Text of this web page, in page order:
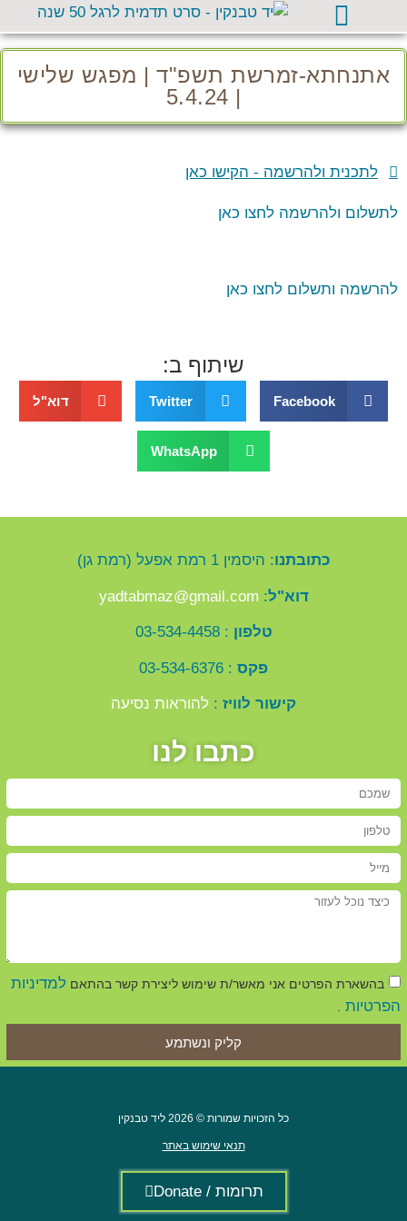
אתנחתא-זמרשת תשפ"ד | מפגש שלישי
| 5.4.24
לתכנית ולהרשמה - הקישו כאן
לתשלום ולהרשמה לחצו כאן
להרשמה ותשלום לחצו כאן
שיתוף ב:
Facebook
Twitter דוא"ל
WhatsApp
כתובתנו: היסמין 1 רמת אפעל (רמת גן)
דוא"ל:
טלפון : 03-534-4458
פקס : 03-534-6376
קישור לוויז : להוראות נסיעה
כתבו לנו
בהשארת הפרטים אני מאשר/ת שימוש ליצירת קשר בהתאם למדיניות
הפרטיות .
קליק ונשתמע
כל הזכויות שמורות © 2026 ליד טבנקין
תנאי שימוש באתר
תרומות / Donate